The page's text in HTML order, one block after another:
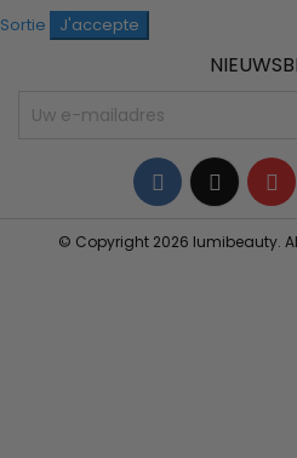
Sortie
J'accepte
Facebook
Twitter
© Copyright 2026 lumibeauty.